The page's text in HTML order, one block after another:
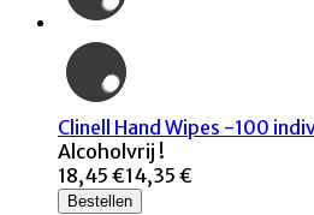
Clinell Hand Wipes -100
Alcoholvrij !
18,45 €14,35 €
Bestellen